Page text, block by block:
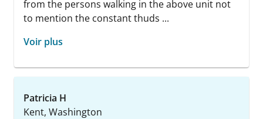
from the persons walking in the above unit not
to mention the constant thuds ...
Voir plus
Patricia H
Kent, Washington